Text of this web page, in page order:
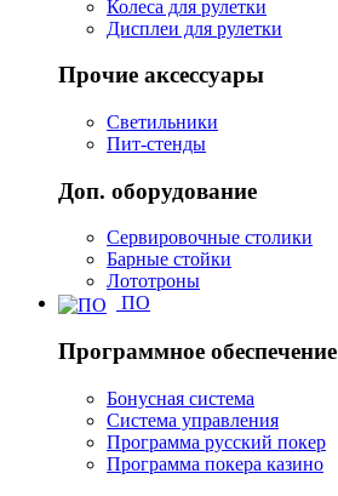
Колеса для рулетки
Дисплеи для рулетки
Прочие аксессуары
Светильники
Пит-стенды
Доп. оборудование
Сервировочные столики
Барные стойки
Лототроны
ПО
Программное обеспечение
Бонусная система
Система управления
Программа русский покер
Программа покера казино